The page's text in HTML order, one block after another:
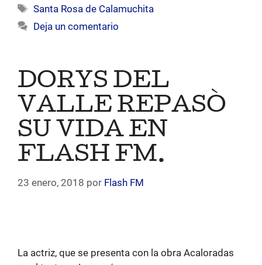
Etiquetas
Santa Rosa de Calamuchita
Deja un comentario
DORYS DEL
VALLE REPASÒ
SU VIDA EN
FLASH FM.
23 enero, 2018 por Flash FM
La actriz, que se presenta con la obra Acaloradas